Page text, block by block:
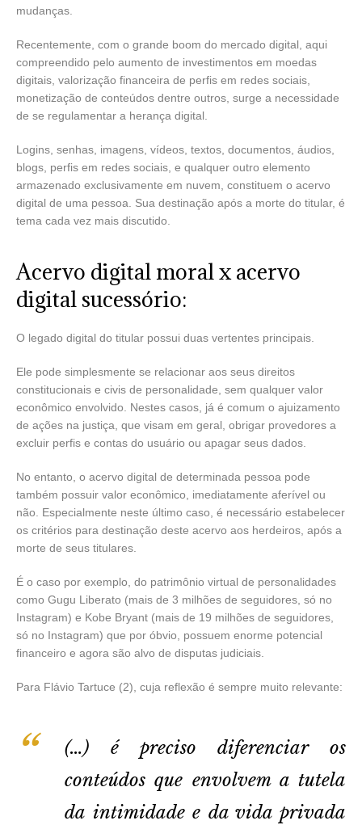
mudanças.
Recentemente, com o grande boom do mercado digital, aqui
compreendido pelo aumento de investimentos em moedas
digitais, valorização financeira de perfis em redes sociais,
monetização de conteúdos dentre outros, surge a necessidade
de se regulamentar a herança digital.
Logins, senhas, imagens, vídeos, textos, documentos, áudios,
blogs, perfis em redes sociais, e qualquer outro elemento
armazenado exclusivamente em nuvem, constituem o acervo
digital de uma pessoa. Sua destinação após a morte do titular, é
tema cada vez mais discutido.
Acervo digital moral x acervo
digital sucessório:
O legado digital do titular possui duas vertentes principais.
Ele pode simplesmente se relacionar aos seus direitos
constitucionais e civis de personalidade, sem qualquer valor
econômico envolvido. Nestes casos, já é comum o ajuizamento
de ações na justiça, que visam em geral, obrigar provedores a
excluir perfis e contas do usuário ou apagar seus dados.
No entanto, o acervo digital de determinada pessoa pode
também possuir valor econômico, imediatamente aferível ou
não. Especialmente neste último caso, é necessário estabelecer
os critérios para destinação deste acervo aos herdeiros, após a
morte de seus titulares.
É o caso por exemplo, do patrimônio virtual de personalidades
como Gugu Liberato (mais de 3 milhões de seguidores, só no
Instagram) e Kobe Bryant (mais de 19 milhões de seguidores,
só no Instagram) que por óbvio, possuem enorme potencial
financeiro e agora são alvo de disputas judiciais.
Para Flávio Tartuce (2), cuja reflexão é sempre muito relevante:
(…) é preciso diferenciar os
conteúdos que envolvem a tutela
da intimidade e da vida privada